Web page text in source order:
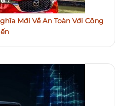
Mới Về An Toàn Với Công